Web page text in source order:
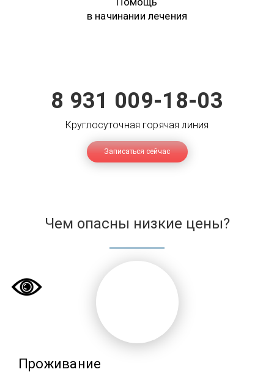
в начинании лечения
8 931 009-18-03
Круглосуточная горячая линия
Записаться сейчас
Чем опасны низкие цены?
Проживание